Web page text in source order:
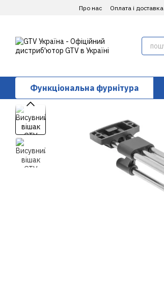
Перейти до основного контенту
Про нас Оплата і доставка
Функціональна фурнітура